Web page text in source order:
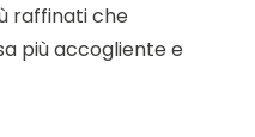
raffinati che
più accogliente e